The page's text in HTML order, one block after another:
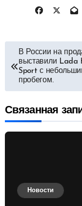
по
записям
В России на
выставили Lada
Sport с
пробегом.
Связанная
Новости